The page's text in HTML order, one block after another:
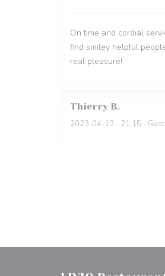
On time and cordial
find smiley helpful
real pleasure!
Thierry B
2023-04-13 - 21:15 -